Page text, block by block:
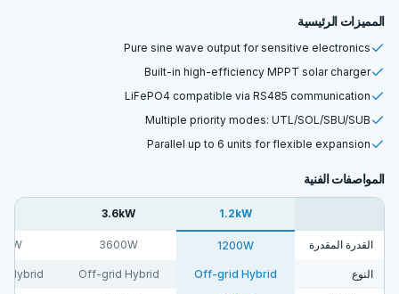
المميزات الرئيسية
Pure sine wave output for sensitive electronics
Built-in high-efficiency MPPT solar charger
LiFePO4 compatible via RS485 communication
Multiple priority modes: UTL/SOL/SBU/SUB
Parallel up to 6 units for flexible expansion
المواصفات الفنية
1.2kW
3.6kW
القدرة المقدرة 1200W
3600W
النوع Off-grid Hybrid
Off-grid Hybrid
Hybrid